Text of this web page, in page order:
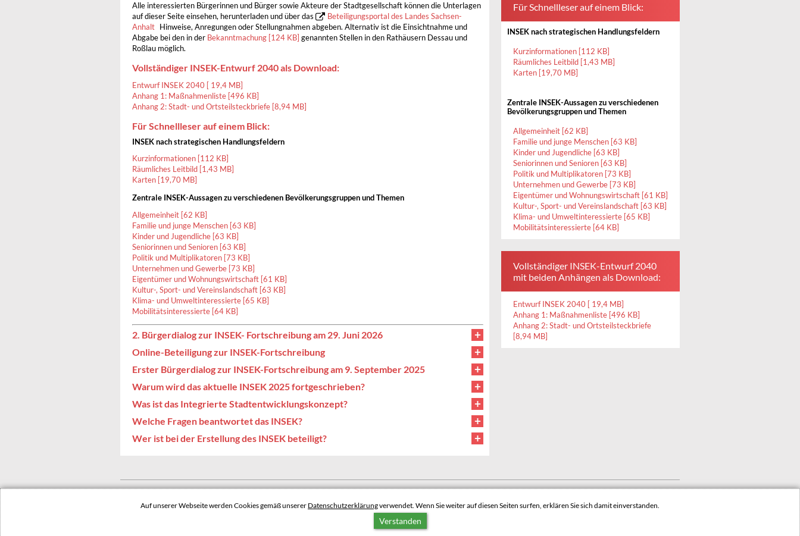
Auf unserer Webseite werden Cookies gemäß unserer Datenschutzerklärungverwendet. Wenn Sie weiter auf diesen Seiten surfen, erklären Sie sich damit einverstanden.
Verstanden
Alle interessierten Bürgerinnen und Bürger sowie Akteure der Stadtgesellschaft können die Unterlagen
auf dieser Seite einsehen, herunterladen und über das
Beteiligungsportal des Landes Sachsen-
Anhalt
Hinweise, Anregungen oder Stellungnahmen abgeben. Alternativ ist die Einsichtnahme und
Abgabe bei den in der Bekanntmachung [124 KB] genannten Stellen in den Rathäusern Dessau und
Roßlau möglich.
Vollständiger INSEK-Entwurf 2040 als Download:
Entwurf INSEK 2040 [ 19,4 MB]
Anhang 1: Maßnahmenliste [496 KB]
Anhang 2: Stadt- und Ortsteilsteckbriefe [8,94 MB]
Für Schnellleser auf einem Blick:
INSEK nach strategischen Handlungsfeldern
Kurzinformationen [112 KB]
Räumliches Leitbild [1,43 MB]
Karten [19,70 MB]
Zentrale INSEK-Aussagen zu verschiedenen Bevölkerungsgruppen und Themen
Allgemeinheit [62 KB]
Familie und junge Menschen [63 KB]
Kinder und Jugendliche [63 KB]
Seniorinnen und Senioren [63 KB]
Politik und Multiplikatoren [73 KB]
Unternehmen und Gewerbe [73 KB]
Eigentümer und Wohnungswirtschaft [61 KB]
Kultur-, Sport- und Vereinslandschaft [63 KB]
Klima- und Umweltinteressierte [65 KB]
Mobilitätsinteressierte [64 KB]
2. Bürgerdialog zur INSEK- Fortschreibung am 29. Juni 2026
Online-Beteiligung zur INSEK-Fortschreibung
Erster Bürgerdialog zur INSEK-Fortschreibung am 9. September 2025
Warum wird das aktuelle INSEK 2025 fortgeschrieben?
Was ist das Integrierte Stadtentwicklungskonzept?
Welche Fragen beantwortet das INSEK?
Wer ist bei der Erstellung des INSEK beteiligt?
Für Schnellleser auf einem Blick:
INSEK nach strategischen Handlungsfeldern
Kurzinformationen [112 KB]
Räumliches Leitbild [1,43 MB]
Karten [19,70 MB]
Zentrale INSEK-Aussagen zu verschiedenen
Bevölkerungsgruppen und Themen
Allgemeinheit [62 KB]
Familie und junge Menschen [63 KB]
Kinder und Jugendliche [63 KB]
Seniorinnen und Senioren [63 KB]
Politik und Multiplikatoren [73 KB]
Unternehmen und Gewerbe [73 KB]
Eigentümer und Wohnungswirtschaft [61 KB]
Kultur-, Sport- und Vereinslandschaft [63 KB]
Klima- und Umweltinteressierte [65 KB]
Mobilitätsinteressierte [64 KB]
Vollständiger INSEK-Entwurf 2040
mit beiden Anhängen als Download:
Entwurf INSEK 2040 [ 19,4 MB]
Anhang 1: Maßnahmenliste [496 KB]
Anhang 2: Stadt- und Ortsteilsteckbriefe
[8,94 MB]
© 2022 Stadt Dessau-Roßlau BARRIEREFREIHEIT DATENSCHUTZERKLÄRUNG INHALTSVERZEICHNIS
IMPRESSUM
NACH OBEN